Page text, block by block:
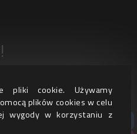
pliki cookie. Używamy
plików cookies w celu
wygody w korzystaniu z
usługę lub